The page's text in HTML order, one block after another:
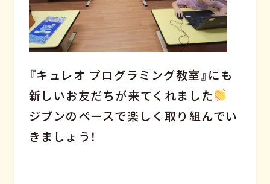
『キュレオ プログラミング教室』にも
新しいお友だちが来てくれました
ジブンのペースで楽しく取り組んでい
きましょう！